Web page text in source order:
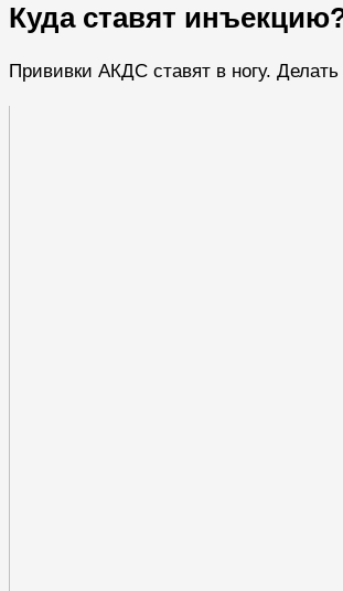
Куда ставят
Прививки АКДС ставят в ногу.